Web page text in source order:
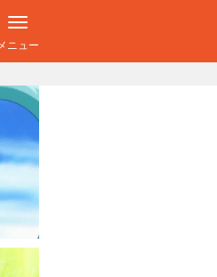
メニュー